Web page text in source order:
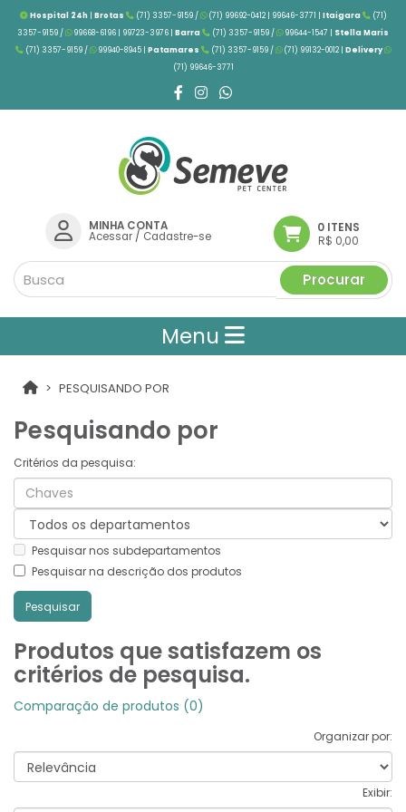
Hospital 24h| Brotas (71) 3357-9159 / (71) 99692-0412 | 99646-3771 | Itaigara
(71)
3357-9159 /
99668-6196 | 99723-3976 | Barra (71) 3357-9159 / 99644-1547 | Stella Maris
(71) 3357-9159 /
99940-8945 | Patamares (71) 3357-9159 / (71) 99132-0012 | Delivery
(71) 99646-3771
MINHA CONTA
Acessar/ Cadastre-se
0 ITENS
R$ 0,00
Procurar
Menu
PESQUISANDO POR
Pesquisando por
Critérios da pesquisa:
Pesquisar nos subdepartamentos
Pesquisar na descrição dos produtos
Produtos que satisfazem os
critérios de pesquisa.
Comparação de produtos (0)
Organizar por:
Exibir: